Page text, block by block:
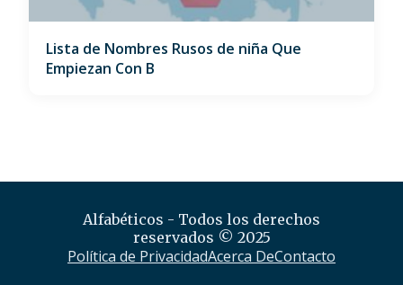
Lista de Nombres Rusos de niña Que
Empiezan Con B
Alfabéticos - Todos los derechos
reservados © 2025
Política de PrivacidadAcerca DeContacto